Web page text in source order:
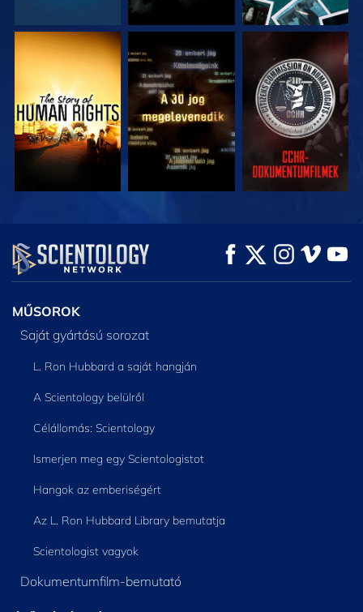
MŰSORNÉZÉS MŰSORNÉZÉS MŰSORNÉZÉS
MŰSORNÉZÉS MŰSORNÉZÉS
A SOROZAT
RÉSZEI
MŰSOROK
Saját gyártású sorozat
L. Ron Hubbard a saját hangján
A Scientology belülről
Célállomás: Scientology
Ismerjen meg egy Scientologistot
Hangok az emberiségért
Az L. Ron Hubbard Library bemutatja
Scientologist vagyok
Dokumentumfilm-bemutató